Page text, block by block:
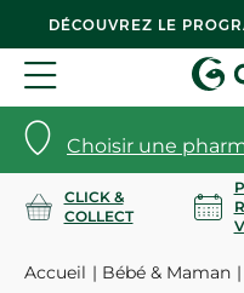
DÉCOUVREZ LE
Choisir une
CLICK &
COLLECT
Accueil Bébé & Maman